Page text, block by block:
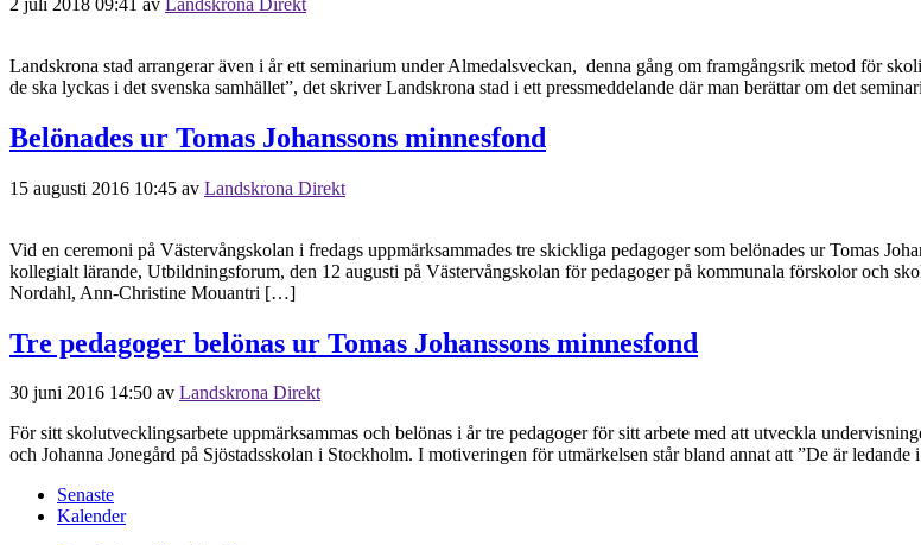
Landskrona stad arrangerar även i år ett seminarium under Almedalsveckan, denna gång om framgångsrik metod för
de ska lyckas i det svenska samhället”, det skriver Landskrona stad i ett pressmeddelande där man berättar om det
Belönades ur Tomas Johanssons minnesfond
15 augusti 2016 10:45 av Landskrona Direkt
Vid en ceremoni på Västervångskolan i fredags uppmärksammades tre skickliga pedagoger som belönades ur Tomas
kollegialt lärande, Utbildningsforum, den 12 augusti på Västervångskolan för pedagoger på kommunala förskolor och
Nordahl, Ann-Christine Mouantri […]
Tre pedagoger belönas ur Tomas Johanssons minnesfond
30 juni 2016 14:50 av Landskrona Direkt
För sitt skolutvecklingsarbete uppmärksammas och belönas i år tre pedagoger för sitt arbete med att utveckla
och Johanna Jonegård på Sjöstadsskolan i Stockholm. I motiveringen för utmärkelsen står bland annat att ”De är
Senaste
Kalender